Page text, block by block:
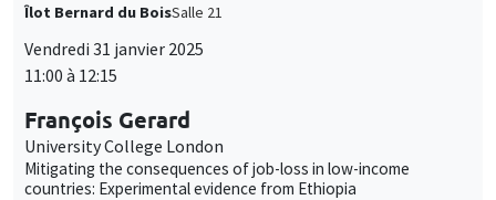
Îlot Bernard du BoisSalle 21
Vendredi 31 janvier 2025
11:00 à 12:15
François Gerard
University College London
Mitigating the consequences of job-loss in low-income
countries: Experimental evidence from Ethiopia